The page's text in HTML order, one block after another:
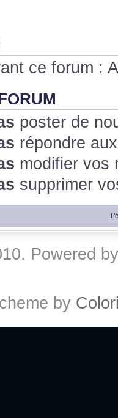
ce forum :
poster de
répondre
modifier vos
supprimer
Powered
by